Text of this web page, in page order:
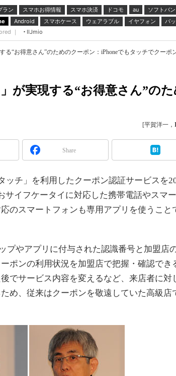
ラン スマホお得情報 スマホ決済 ドコモ au ソフトバン
Android スマホケース ウェアラブル イヤフォン バ
｜
IIJmio
る“お得意さん”のためのクーポン：iPhoneでもタッチでクーポ
が実現する“お得意さん”の
[平賀洋一，
Share
チ」を利用したクーポン認証サービスを
サイフケータイに対応した携帯電話やスマ
のスマートフォンも専用アプリを使うこと
プやアプリに付与された認識番号と加盟店
ポンの利用状況を加盟店で把握・確認でき
でサービス内容を変えるなど、来店者に対
め、従来はクーポンを敬遠していた高級店